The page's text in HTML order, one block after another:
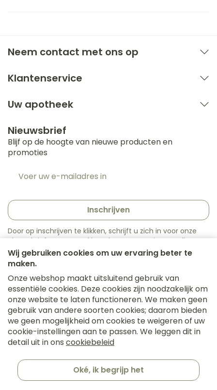
Wij gebruiken cookies om uw ervaring beter te
maken.
Onze webshop maakt uitsluitend gebruik van
essentiële cookies. Deze cookies zijn noodzakelijk om
onze website te laten functioneren. We maken geen
gebruik van andere soorten cookies; daarom bieden
we geen mogelijkheid om cookies te weigeren of uw
cookie-instellingen aan te passen. We leggen dit in
detail uit in ons cookiebeleid
Oké, ik begrijp het
Neem contact met ons op
Klantenservice
Uw apotheek
Nieuwsbrief
Blijf op de hoogte van nieuwe producten en
promoties
Inschrijven
Door op inschrijven te klikken, schrijft u zich in voor onze
nieuwsbrief en gaat u akkoord met onzeprivacy policy.
Juridische links